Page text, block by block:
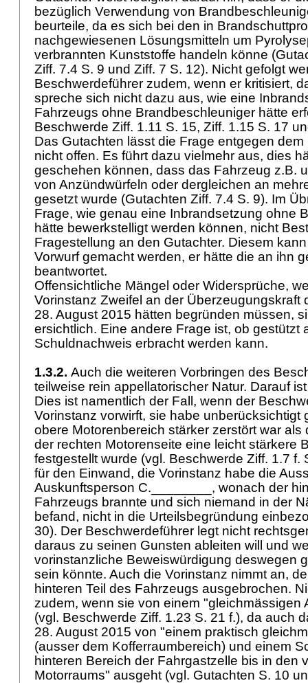
bezüglich Verwendung von
beurteile, da es sich bei den in
nachgewiesenen Lösungsmitteln um
verbrannten Kunststoffe handeln könne
Ziff. 7.4 S. 9 und Ziff. 7 S. 12). Nicht gefolgt
Beschwerdeführer zudem, wenn er kritisiert,
spreche sich nicht dazu aus, wie eine
Fahrzeugs ohne Brandbeschleuniger hätte
Beschwerde Ziff. 1.11 S. 15, Ziff. 1.15 S. 17
Das Gutachten lässt die Frage entgegen
nicht offen. Es führt dazu vielmehr aus, dies
geschehen können, dass das Fahrzeug z.B.
von Anzündwürfeln oder dergleichen an
gesetzt wurde (Gutachten Ziff. 7.4 S. 9). Im
Frage, wie genau eine Inbrandsetzung ohne
hätte bewerkstelligt werden können, nicht
Fragestellung an den Gutachter. Diesem
Vorwurf gemacht werden, er hätte die an ihn
beantwortet.
Offensichtliche Mängel oder Widersprüche,
Vorinstanz Zweifel an der Überzeugungskraft
28. August 2015 hätten begründen müssen,
ersichtlich. Eine andere Frage ist, ob gestützt
Schuldnachweis erbracht werden kann.
1.3.2. Auch die weiteren Vorbringen des
teilweise rein appellatorischer Natur. Darauf
Dies ist namentlich der Fall, wenn der
Vorinstanz vorwirft, sie habe unberücksichtigt
obere Motorenbereich stärker zerstört war als
der rechten Motorenseite eine leicht stärkere
festgestellt wurde (vgl. Beschwerde Ziff. 1.7 f.
für den Einwand, die Vorinstanz habe die
Auskunftsperson C.________, wonach der
Fahrzeugs brannte und sich niemand in der
befand, nicht in die Urteilsbegründung
30). Der Beschwerdeführer legt nicht
daraus zu seinen Gunsten ableiten will und
vorinstanzliche Beweiswürdigung deswegen
sein könnte. Auch die Vorinstanz nimmt an,
hinteren Teil des Fahrzeugs ausgebrochen.
zudem, wenn sie von einem "gleichmässigen
(vgl. Beschwerde Ziff. 1.23 S. 21 f.), da auch
28. August 2015 von "einem praktisch
(ausser dem Kofferraumbereich) und einem
hinteren Bereich der Fahrgastzelle bis in den
Motorraums" ausgeht (vgl. Gutachten S. 10